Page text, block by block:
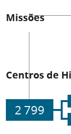
Missões
Centros de
2 799